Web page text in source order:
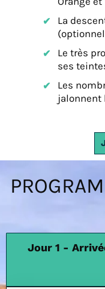
La
Le très
ses
Les
jalonnent
Jour 1 -